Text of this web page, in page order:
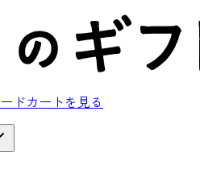
ドカートを見る